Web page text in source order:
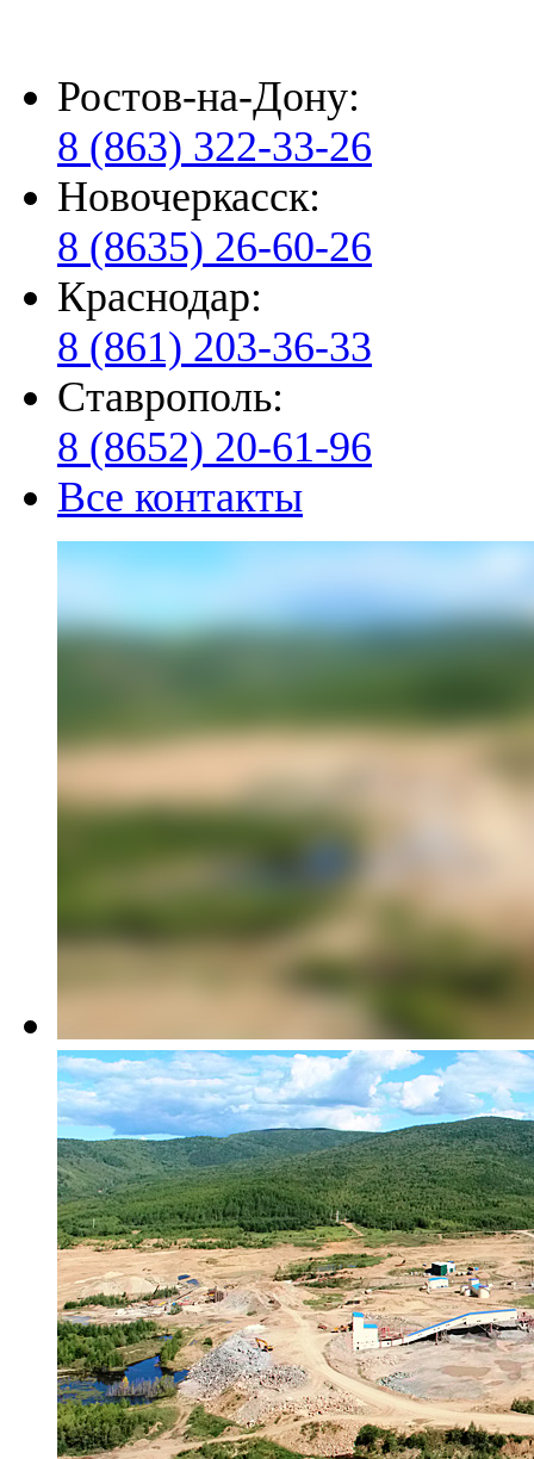
Ростов-на-Дону:
8 (863) 322-33-26
Новочеркасск:
8 (8635) 26-60-26
Краснодар:
8 (861) 203-36-33
Ставрополь:
8 (8652) 20-61-96
Все контакты